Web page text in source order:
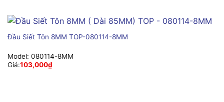
Đầu Siết Tôn 8MM TOP-080114-8MM
Model: 080114-8MM
Giá:103,000₫